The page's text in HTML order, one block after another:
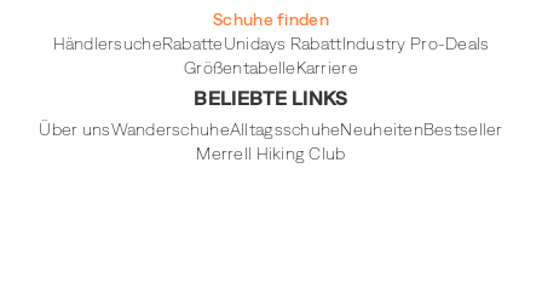
Schuhe finden
HändlersucheRabatteUnidays RabattIndustry Pro-Deals
GrößentabelleKarriere
BELIEBTE LINKS
Über unsWanderschuheAlltagsschuheNeuheitenBestseller
Merrell Hiking Club